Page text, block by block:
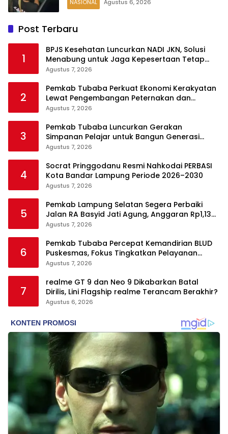
NASIONAL Agustus 6, 2026
Post Terbaru
1
BPJS Kesehatan Luncurkan NADI JKN, Solusi
Menabung untuk Jaga Kepesertaan Tetap
Aktif
Agustus 7, 2026
2
Pemkab Tubaba Perkuat Ekonomi Kerakyatan
Lewat Pengembangan Peternakan dan
Penyaluran KUR
Agustus 7, 2026
3
Pemkab Tubaba Luncurkan Gerakan
Simpanan Pelajar untuk Bangun Generasi
Cerdas Sejak Dini
Agustus 7, 2026
4
Socrat Pringgodanu Resmi Nahkodai PERBASI
Kota Bandar Lampung Periode 2026–2030
Agustus 7, 2026
5
Pemkab Lampung Selatan Segera Perbaiki
Jalan RA Basyid Jati Agung, Anggaran Rp1,13
Miliar Disiapkan
Agustus 7, 2026
6
Pemkab Tubaba Percepat Kemandirian BLUD
Puskesmas, Fokus Tingkatkan Pelayanan
Kesehatan
Agustus 7, 2026
7
realme GT 9 dan Neo 9 Dikabarkan Batal
Dirilis, Lini Flagship realme Terancam Berakhir?
Agustus 6, 2026